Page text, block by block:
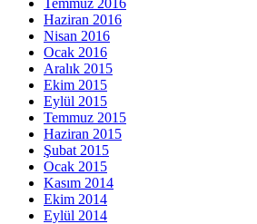
Temmuz 2016
Haziran 2016
Nisan 2016
Ocak 2016
Aralık 2015
Ekim 2015
Eylül 2015
Temmuz 2015
Haziran 2015
Şubat 2015
Ocak 2015
Kasım 2014
Ekim 2014
Eylül 2014